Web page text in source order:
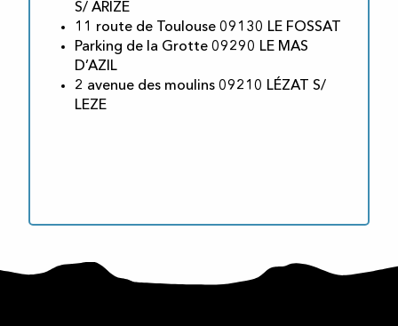
S/ ARIZE
11 route de Toulouse 09130 LE FOSSAT
Parking de la Grotte 09290 LE MAS
D’AZIL
2 avenue des moulins 09210 LÉZAT S/
LEZE